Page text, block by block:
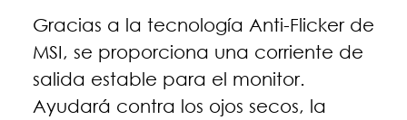
Gracias a la tecnología Anti-Flicker de
MSI, se proporciona una corriente de
salida estable para el monitor.
Ayudará contra los ojos secos, la